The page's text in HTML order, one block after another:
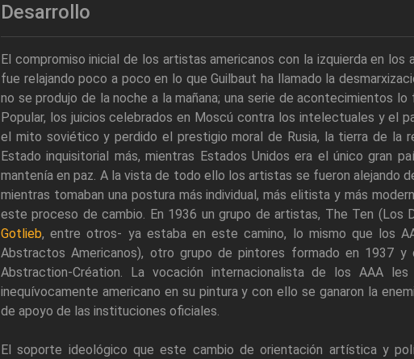
Desarrollo
El compromiso inicial de los artistas americanos con la izquierda en los
fue relajando poco a poco en lo que Guilbaut ha llamado la
no se produjo de la noche a la mañana; una serie de acontecimientos
Popular, los juicios celebrados en Moscú contra los intelectuales y el
el mito soviético y perdido el prestigio moral de Rusia, la tierra de la
Estado inquisitorial más, mientras Estados Unidos era el único gran
mantenía en paz. A la vista de todo ello los artistas se fueron alejando
mientras tomaban una postura más individual, más elitista y más
este proceso de cambio. En 1936 un grupo de artistas, The Ten (Los
Gotlieb, entre otros- ya estaba en este camino, lo mismo que los
Abstractos Americanos), otro grupo de pintores formado en 1937
Abstraction-Création. La vocación internacionalista de los AAA
inequívocamente americano en su pintura y con ello se ganaron la
de apoyo de las instituciones oficiales.
El soporte ideológico que este cambio de orientación artística y